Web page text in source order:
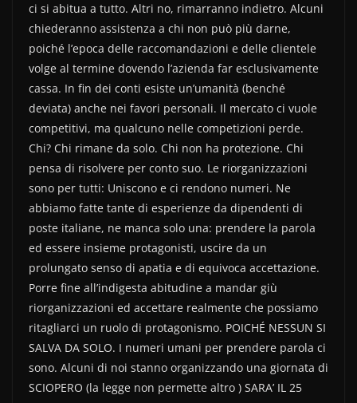
ci si abitua a tutto. Altri no, rimarranno indietro. Alcuni
chiederanno assistenza a chi non può più darne,
poiché l’epoca delle raccomandazioni e delle clientele
volge al termine dovendo l’azienda far esclusivamente
cassa. In fin dei conti esiste un’umanità (benché
deviata) anche nei favori personali. Il mercato ci vuole
competitivi, ma qualcuno nelle competizioni perde.
Chi? Chi rimane da solo. Chi non ha protezione. Chi
pensa di risolvere per conto suo. Le riorganizzazioni
sono per tutti: Uniscono e ci rendono numeri. Ne
abbiamo fatte tante di esperienze da dipendenti di
poste italiane, ne manca solo una: prendere la parola
ed essere insieme protagonisti, uscire da un
prolungato senso di apatia e di equivoca accettazione.
Porre fine all’indigesta abitudine a mandar giù
riorganizzazioni ed accettare realmente che possiamo
ritagliarci un ruolo di protagonismo. POICHÉ NESSUN SI
SALVA DA SOLO. I numeri umani per prendere parola ci
sono. Alcuni di noi stanno organizzando una giornata di
SCIOPERO (la legge non permette altro ) SARA’ IL 25